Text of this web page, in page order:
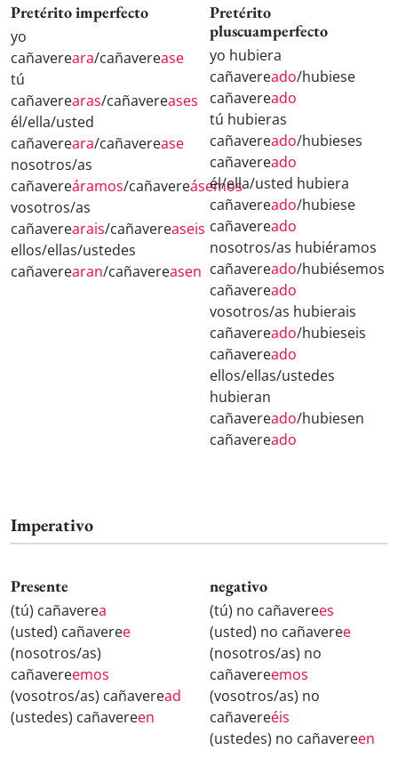
Pretérito imperfecto
yo
cañavereara/cañaverease
tú
cañaverearas/cañavereases
él/ella/usted
cañavereara/cañaverease
nosotros/as
cañavereáramos/cañavereásemos
vosotros/as
cañaverearais/cañavereaseis
ellos/ellas/ustedes
cañaverearan/cañavereasen
Pretérito
pluscuamperfecto
yo hubiera
cañavereado/hubiese
cañavereado
tú hubieras
cañavereado/hubieses
cañavereado
él/ella/usted hubiera
cañavereado/hubiese
cañavereado
nosotros/as hubiéramos
cañavereado/hubiésemos
cañavereado
vosotros/as hubierais
cañavereado/hubieseis
cañavereado
ellos/ellas/ustedes
hubieran
cañavereado/hubiesen
cañavereado
Imperativo
Presente
(tú) cañaverea
(usted) cañaveree
(nosotros/as)
cañavereemos
(vosotros/as) cañaveread
(ustedes) cañavereen
negativo
(tú) no cañaverees
(usted) no cañaveree
(nosotros/as) no
cañavereemos
(vosotros/as) no
cañavereéis
(ustedes) no cañavereen